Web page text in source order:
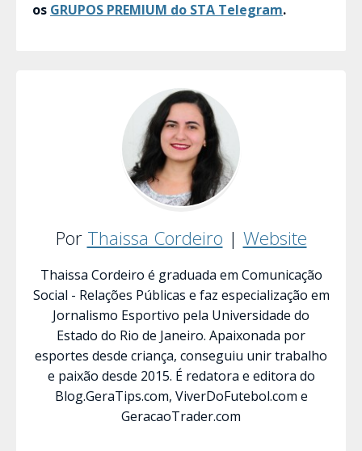
os GRUPOS PREMIUM do STA Telegram.
Por Thaissa Cordeiro | Website
Thaissa Cordeiro é graduada em Comunicação
Social - Relações Públicas e faz especialização em
Jornalismo Esportivo pela Universidade do
Estado do Rio de Janeiro. Apaixonada por
esportes desde criança, conseguiu unir trabalho
e paixão desde 2015. É redatora e editora do
Blog.GeraTips.com, ViverDoFutebol.com e
GeracaoTrader.com